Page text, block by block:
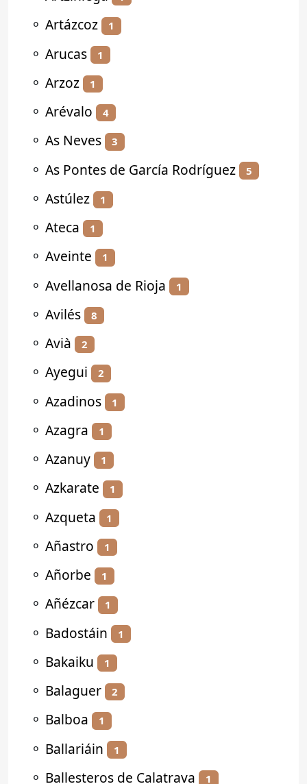
⚬ Artázcoz 1
⚬ Arucas 1
⚬ Arzoz 1
⚬ Arévalo 4
⚬ As Neves 3
⚬ As Pontes de García Rodríguez 5
⚬ Astúlez 1
⚬ Ateca 1
⚬ Aveinte 1
⚬ Avellanosa de Rioja 1
⚬ Avilés 8
⚬ Avià 2
⚬ Ayegui 2
⚬ Azadinos 1
⚬ Azagra 1
⚬ Azanuy 1
⚬ Azkarate 1
⚬ Azqueta 1
⚬ Añastro 1
⚬ Añorbe 1
⚬ Añézcar 1
⚬ Badostáin 1
⚬ Bakaiku 1
⚬ Balaguer 2
⚬ Balboa 1
⚬ Ballariáin 1
⚬ Ballesteros de Calatrava 1